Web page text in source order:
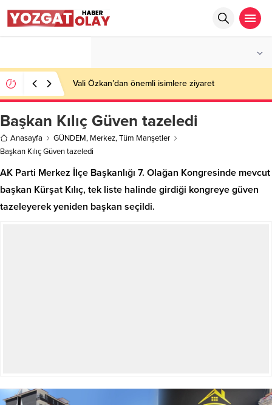
Vali Özkan’dan önemli isimlere ziyaret
Başkan Kılıç Güven tazeledi
Anasayfa GÜNDEM, Merkez,Tüm Manşetler
Başkan Kılıç Güven tazeledi
AK Parti Merkez İlçe Başkanlığı 7. Olağan Kongresinde mevcut
başkan Kürşat Kılıç, tek liste halinde girdiği kongreye güven
tazeleyerek yeniden başkan seçildi.